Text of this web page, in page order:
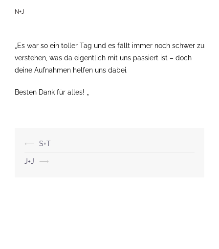
N+J
„Es war so ein toller Tag und es fällt immer noch schwer zu
verstehen, was da eigentlich mit uns passiert ist – doch
deine Aufnahmen helfen uns dabei.
Besten Dank für alles! „
Beitragsnavigation
⟵ S+T
J+J ⟶